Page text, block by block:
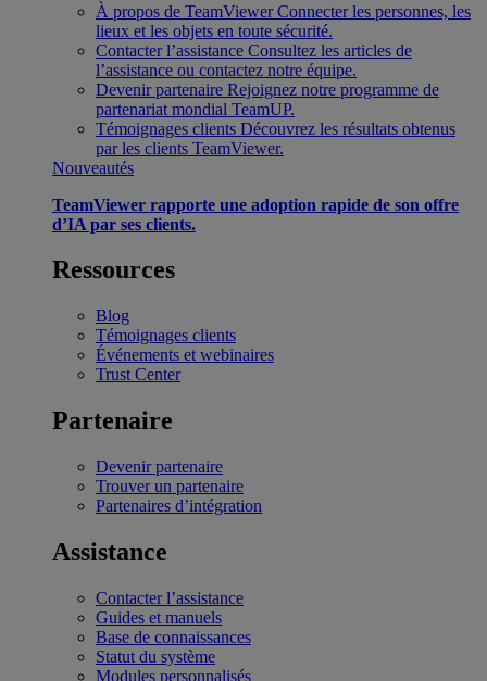
À propos de TeamViewer Connecter les personnes, les
lieux et les objets en toute sécurité.
Contacter l’assistance Consultez les articles de
l’assistance ou contactez notre équipe.
Devenir partenaire Rejoignez notre programme de
partenariat mondial TeamUP.
Témoignages clients Découvrez les résultats obtenus
par les clients TeamViewer.
Nouveautés
TeamViewer rapporte une adoption rapide de son offre
d’IA par ses clients.
Ressources
Blog
Témoignages clients
Événements et webinaires
Trust Center
Partenaire
Devenir partenaire
Trouver un partenaire
Partenaires d’intégration
Assistance
Contacter l’assistance
Guides et manuels
Base de connaissances
Statut du système
Modules personnalisés